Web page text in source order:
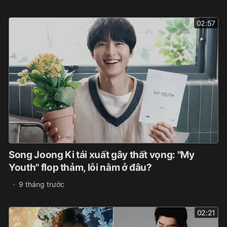
02:57
Song Joong Ki tái xuất gây thất vọng: "My
Youth" flop thảm, lỗi nằm ở đâu?
9 tháng trước
02:21